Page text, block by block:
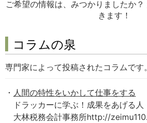
ご希望の情報は、みつかりましたか？
きます！
コラムの泉
専門家によって投稿されたコラムです。
人間の特性をいかして仕事をする
ドラッカーに学ぶ！成果をあげる人
大林税務会計事務所http://